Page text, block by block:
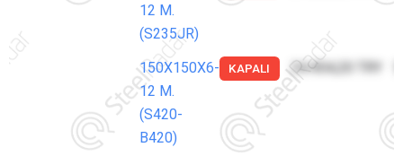
12 M.
(S235JR)
150X150X6-
12 M.
(S420-
B420)
KAPALI 24.454,20 TRY